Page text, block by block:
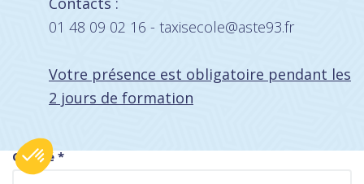
01 48 09 02 16 - taxisecole@aste93.fr
Votre présence est obligatoire pendant les
2 jours de formation
Civilité *